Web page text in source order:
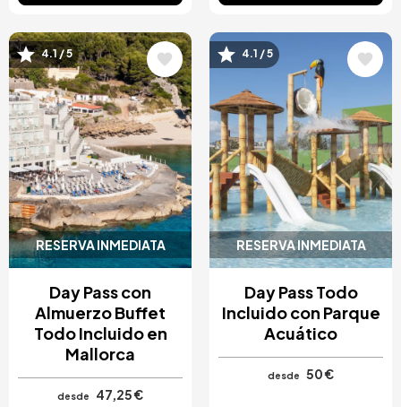
RESERVA INMEDIATA
Image
4.1 / 5
Day Pass con
Almuerzo Buffet
Todo Incluido en
Mallorca
desde 47,25 €
RESERVA INMEDIATA
Image
4.1 / 5
Day Pass Todo
Incluido con Parque
Acuático
desde 50 €